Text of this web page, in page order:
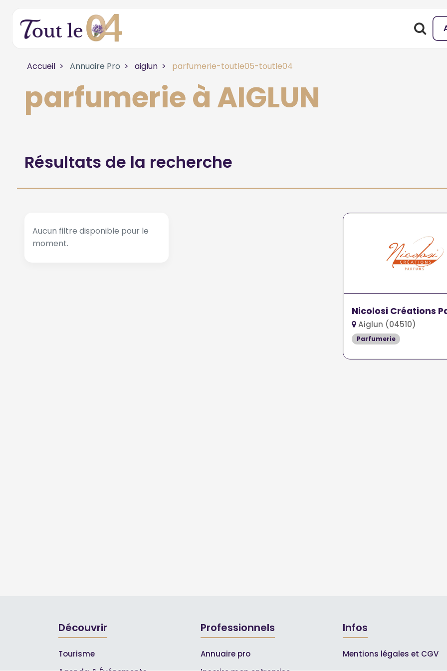
Accueil Annuaire Pro aiglun parfumerie-toutle05-toutle04
parfumerie à AIGLUN
Résultats de la recherche
Aucun filtre disponible pour le
moment.
Nicolosi Créations
Aiglun (04510)
Parfumerie
Découvrir
Tourisme
Professionnels
Annuaire pro
Infos
Mentions légales et CGV